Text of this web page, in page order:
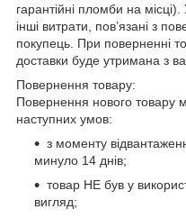
гарантійні пломби на місці).
інші витрати, пов’язані з
покупець. При поверненні
доставки буде утримана з
Повернення товару:
Повернення нового товару
наступних умов:
з моменту
минуло 14 днів;
товар НЕ був у
вигляд;